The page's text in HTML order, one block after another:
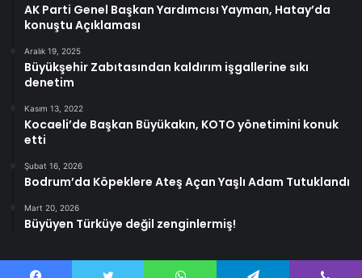
AK Parti Genel Başkan Yardımcısı Yayman, Hatay’da
konuştu Açıklaması
Aralık 19, 2025
Büyükşehir Zabıtasından kaldırım işgallerine sıkı
denetim
Kasım 13, 2022
Kocaeli’de Başkan Büyükakın, KOTO yönetimini konuk
etti
Şubat 16, 2026
Bodrum’da Köpeklere Ateş Açan Yaşlı Adam Tutuklandı
Mart 20, 2026
Büyüyen Türküye değil zenginlermiş!